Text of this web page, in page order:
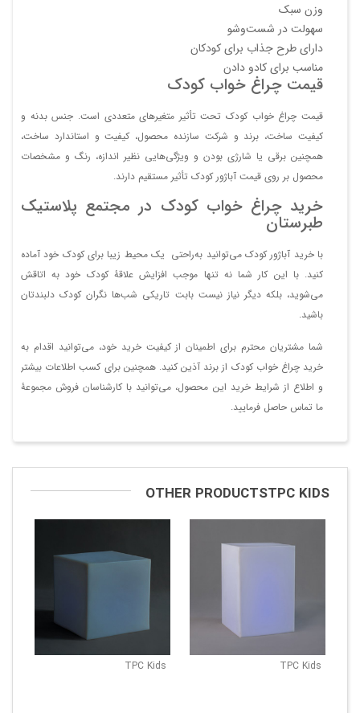
وزن سبک
سهولت در شست‌وشو
دارای طرح جذاب برای کودکان
مناسب برای کادو دادن
قیمت چراغ خواب کودک
قیمت چراغ خواب کودک تحت تأثیر متغیرهای متعددی است. جنس بدنه و
کیفیت ساخت، برند و شرکت سازنده محصول، کیفیت و استاندارد ساخت،
همچنین برقی یا شارژی بودن و ویژگی‌هایی نظیر اندازه، رنگ و مشخصات
محصول بر روی قیمت آباژور کودک تأثیر مستقیم دارند.
خرید چراغ خواب کودک در مجتمع پلاستیک
طبرستان
با خرید آباژور کودک می‌توانید به‌راحتی یک محیط زیبا برای کودک خود آماده
کنید. با این کار شما نه تنها موجب افزایش علاقۀ کودک خود به اتاقش
می‌شوید، بلکه دیگر نیاز نیست بابت تاریکی شب‌ها نگران کودک دلبندتان
باشید.
شما مشتریان محترم برای اطمینان از کیفیت خرید خود، می‌توانید اقدام به
خرید چراغ خواب کودک از برند آذین کنید. همچنین برای کسب اطلاعات بیشتر
و اطلاع از شرایط خرید این محصول، می‌توانید با کارشناسان فروش مجموعۀ
ما تماس حاصل فرمایید.
OTHER PRODUCTSTPC KIDS
TPC Kids TPC Kids